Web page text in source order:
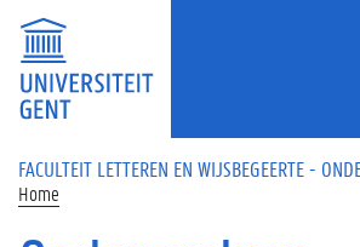
Overslaan en naar de inhoud gaan
FACULTEIT LETTEREN EN WIJSBEGEERTE -
Home